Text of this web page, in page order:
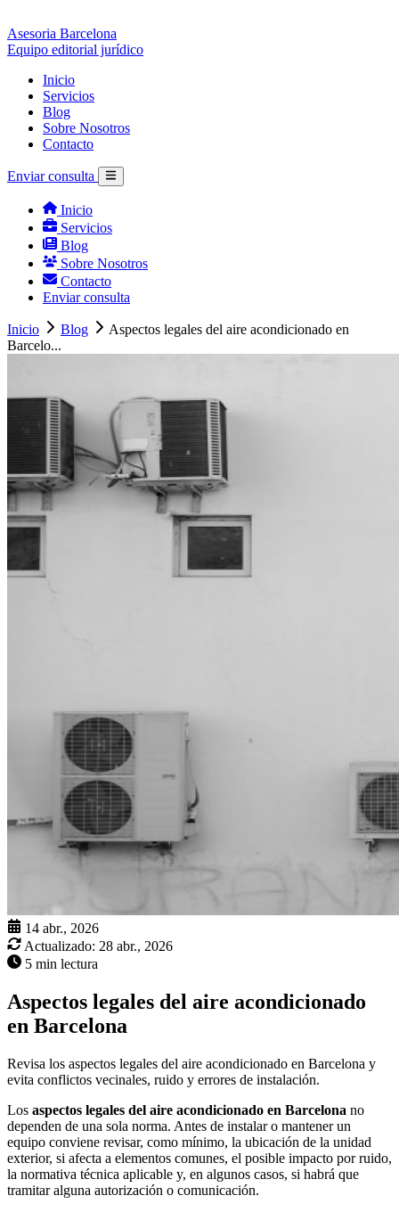
Asesoria Barcelona
Equipo editorial jurídico
Inicio
Servicios
Blog
Sobre Nosotros
Contacto
Enviar consulta
Inicio
Servicios
Blog
Sobre Nosotros
Contacto
Enviar consulta
Inicio Blog
Aspectos legales del aire acondicionado en
Barcelo...
14 abr., 2026
Actualizado: 28 abr., 2026
5 min lectura
Aspectos legales del aire acondicionado
en Barcelona
Revisa los aspectos legales del aire acondicionado en Barcelona y
evita conflictos vecinales, ruido y errores de instalación.
Los aspectos legales del aire acondicionado en Barcelona no
dependen de una sola norma. Antes de instalar o mantener un
equipo conviene revisar, como mínimo, la ubicación de la unidad
exterior, si afecta a elementos comunes, el posible impacto porruido,
la normativa técnica aplicable y, en algunos casos, si habrá que
tramitar alguna autorización o comunicación.